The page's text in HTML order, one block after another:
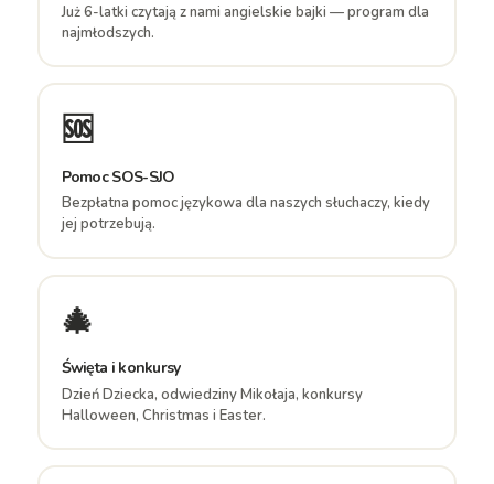
Już 6-latki czytają z nami angielskie bajki — program dla
najmłodszych.
🆘
Pomoc SOS-SJO
Bezpłatna pomoc językowa dla naszych słuchaczy, kiedy
jej potrzebują.
🎄
Święta i konkursy
Dzień Dziecka, odwiedziny Mikołaja, konkursy
Halloween, Christmas i Easter.